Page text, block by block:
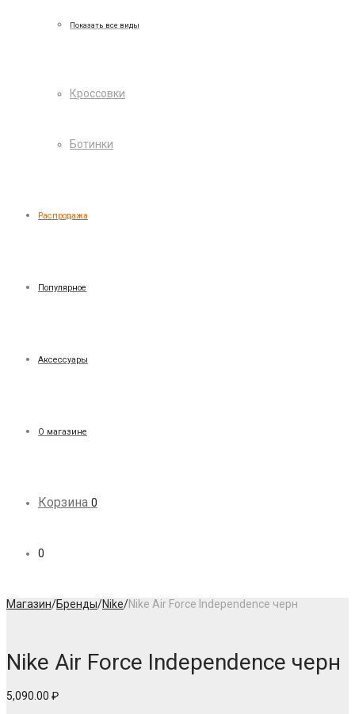
Показать все виды
Кроссовки
Ботинки
Распродажа
Популярное
Аксессуары
О магазине
Корзина 0
0
Магазин/Бренды/Nike/Nike Air Force Independence черн
Nike Air Force Independence черн
5,090.00 ₽